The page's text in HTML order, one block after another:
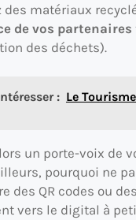
matériaux
de vos partenaires
des déchets).
: Le
un porte-voix de
pourquoi ne
des QR codes ou
vers le digital à